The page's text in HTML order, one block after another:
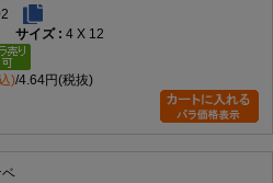
4 X 12
) 4.64円(税抜)